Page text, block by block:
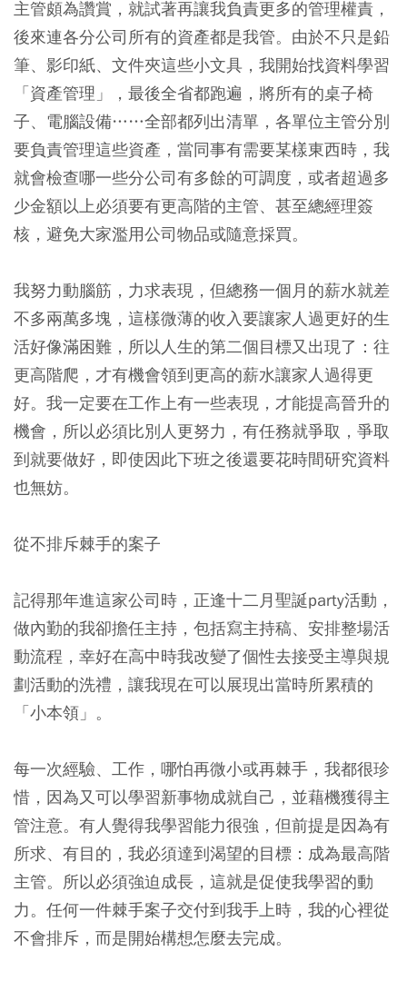
主管頗為讚賞，就試著再讓我負責更多的管理權責，
後來連各分公司所有的資產都是我管。由於不只是鉛
筆、影印紙、文件夾這些小文具，我開始找資料學習
「資產管理」，最後全省都跑遍，將所有的桌子椅
子、電腦設備……全部都列出清單，各單位主管分別
要負責管理這些資產，當同事有需要某樣東西時，我
就會檢查哪一些分公司有多餘的可調度，或者超過多
少金額以上必須要有更高階的主管、甚至總經理簽
核，避免大家濫用公司物品或隨意採買。
我努力動腦筋，力求表現，但總務一個月的薪水就差
不多兩萬多塊，這樣微薄的收入要讓家人過更好的生
活好像滿困難，所以人生的第二個目標又出現了：往
更高階爬，才有機會領到更高的薪水讓家人過得更
好。我一定要在工作上有一些表現，才能提高晉升的
機會，所以必須比別人更努力，有任務就爭取，爭取
到就要做好，即使因此下班之後還要花時間研究資料
也無妨。
從不排斥棘手的案子
記得那年進這家公司時，正逢十二月聖誕party活動，
做內勤的我卻擔任主持，包括寫主持稿、安排整場活
動流程，幸好在高中時我改變了個性去接受主導與規
劃活動的洗禮，讓我現在可以展現出當時所累積的
「小本領」。
每一次經驗、工作，哪怕再微小或再棘手，我都很珍
惜，因為又可以學習新事物成就自己，並藉機獲得主
管注意。有人覺得我學習能力很強，但前提是因為有
所求、有目的，我必須達到渴望的目標：成為最高階
主管。所以必須強迫成長，這就是促使我學習的動
力。任何一件棘手案子交付到我手上時，我的心裡從
不會排斥，而是開始構想怎麼去完成。